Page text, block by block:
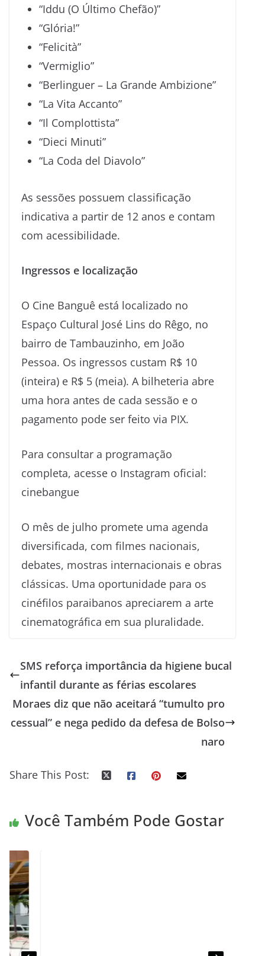
“Iddu (O Último Chefão)”
“Glória!”
“Felicità”
“Vermiglio”
“Berlinguer – La Grande Ambizione”
“La Vita Accanto”
“Il Complottista”
“Dieci Minuti”
“La Coda del Diavolo”
As sessões possuem classificação
indicativa a partir de 12 anos e contam
com acessibilidade.
Ingressos e localização
O Cine Banguê está localizado no
Espaço Cultural José Lins do Rêgo, no
bairro de Tambauzinho, em João
Pessoa. Os ingressos custam R$ 10
(inteira) e R$ 5 (meia). A bilheteria abre
uma hora antes de cada sessão e o
pagamento pode ser feito via PIX.
Para consultar a programação
completa, acesse o Instagram oficial:
cinebangue
O mês de julho promete uma agenda
diversificada, com filmes nacionais,
debates, mostras internacionais e obras
clássicas. Uma oportunidade para os
cinéfilos paraibanos apreciarem a arte
cinematográfica em sua pluralidade.
SMS reforça importância da higiene bucal
infantil durante as férias escolares
Moraes diz que não aceitará “tumulto pro
cessual” e nega pedido da defesa de Bolso
naro
Share This Post:
Você Também Pode Gostar